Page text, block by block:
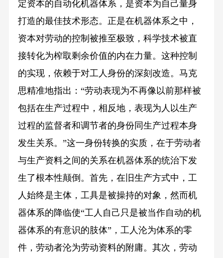
定资本的自动化机器体系，是资本为自己量身
打造的最佳技术形态。正是在机器体系之中，
资本对劳动的控制被推至极致，科学技术被直
接转化为榨取剩余价值的内在力量。这种控制
的实现，依赖于对工人身份的深刻改造。马克
思精准地指出：“劳动表现为不再像以前那样被
包括在生产过程中，相反地，表现为人以生产
过程的监督者和调节者的身份同生产过程本身
发生关系。”这一身份转换的实质，在于劳动者
与生产资料之间的关系在机器体系的统治下发
生了根本性颠倒。首先，在旧生产方式中，工
人始终是主体，工具是被操持的对象，然而机
器体系的降临使“工人自己只是被当作自动的机
器体系的有意识的肢体”，工人沦为体系的零
件，劳动者沦为劳动资料的附庸。其次，劳动